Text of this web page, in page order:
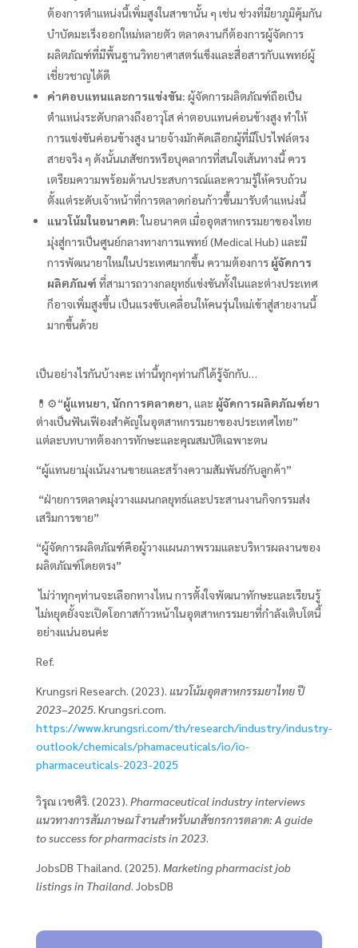
ต้องการตำแหน่งนี้เพิ่มสูงในสาขานั้น ๆ เช่น ช่วงที่มียาภูมิคุ้มกัน
บำบัดมะเร็งออกใหม่หลายตัว ตลาดงานก็ต้องการผู้จัดการ
ผลิตภัณฑ์ที่มีพื้นฐานวิทยาศาสตร์แข็งและสื่อสารกับแพทย์ผู้
เชี่ยวชาญได้ดี
ค่าตอบแทนและการแข่งขัน: ผู้จัดการผลิตภัณฑ์ถือเป็น
ตำแหน่งระดับกลางถึงอาวุโส ค่าตอบแทนค่อนข้างสูง ทำให้
การแข่งขันค่อนข้างสูง นายจ้างมักคัดเลือกผู้ที่มีโปรไฟล์ตรง
สายจริง ๆ ดังนั้นเภสัชกรหรือบุคลากรที่สนใจเส้นทางนี้ ควร
เตรียมความพร้อมด้านประสบการณ์และความรู้ให้ครบถ้วน
ตั้งแต่ระดับเจ้าหน้าที่การตลาดก่อนก้าวขึ้นมารับตำแหน่งนี้
แนวโน้มในอนาคต:ในอนาคต เมื่ออุตสาหกรรมยาของไทย
มุ่งสู่การเป็นศูนย์กลางทางการแพทย์ (Medical Hub) และมี
การพัฒนายาใหม่ในประเทศมากขึ้น ความต้องการ ผู้จัดการ
ผลิตภัณฑ์ที่สามารถวางกลยุทธ์แข่งขันทั้งในและต่างประเทศ
ก็อาจเพิ่มสูงขึ้น เป็นแรงขับเคลื่อนให้คนรุ่นใหม่เข้าสู่สายงานนี้
มากขึ้นด้วย
เป็นอย่างไรกันบ้างคะ เท่านี้ทุกๆท่านก็ได้รู้จักกับ…
💊⚙️“ผู้แทนยา, นักการตลาดยา, และ ผู้จัดการผลิตภัณฑ์ยา
ต่างเป็นฟันเฟืองสำคัญในอุตสาหกรรมยาของประเทศไทย”
แต่ละบทบาทต้องการทักษะและคุณสมบัติเฉพาะตน
“ผู้แทนยามุ่งเน้นงานขายและสร้างความสัมพันธ์กับลูกค้า”
“ฝ่ายการตลาดมุ่งวางแผนกลยุทธ์และประสานงานกิจกรรมส่ง
เสริมการขาย”
“ผู้จัดการผลิตภัณฑ์คือผู้วางแผนภาพรวมและบริหารผลงานของ
ผลิตภัณฑ์โดยตรง”
ไม่ว่าทุกๆท่านจะเลือกทางไหน การตั้งใจพัฒนาทักษะและเรียนรู้
ไม่หยุดยั้งจะเปิดโอกาสก้าวหน้าในอุตสาหกรรมยาที่กำลังเติบโตนี้
อย่างแน่นอนค่ะ
Ref.
Krungsri Research. (2023). แนวโน้มอุตสาหกรรมยาไทย ปี
2023–2025. Krungsri.com.
https://www.krungsri.com/th/research/industry/industry-
outlook/chemicals/phamaceuticals/io/io-
pharmaceuticals-2023-2025
วิรุณ เวชศิริ. (2023). Pharmaceutical industry interviews
แนวทางการสัมภาษณŤงานสำหรับเภสัชกรการตลาด: A guide
to success for pharmacists in 2023.
JobsDB Thailand. (2025). Marketing pharmacist job
listings in Thailand. JobsDB